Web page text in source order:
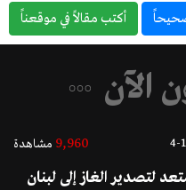
أكتب مقالاً في موقعناً
الآن
4-
9,960 مشاهدة
لتصدير الغاز إلى لبنان